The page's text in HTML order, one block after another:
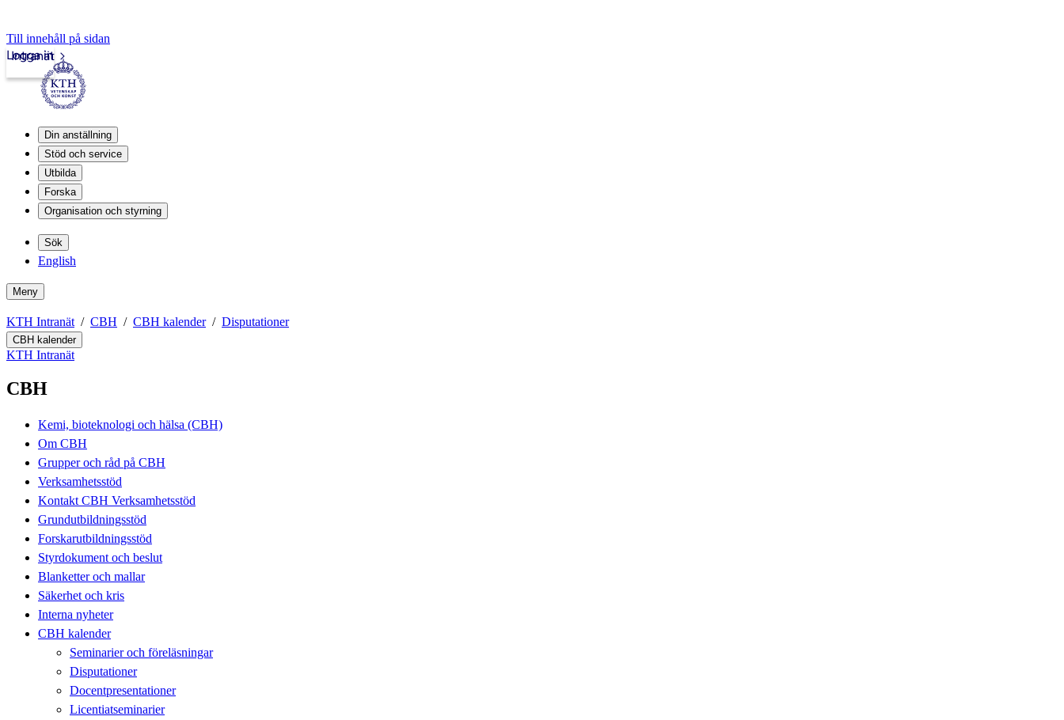
Till innehåll på sidan
Intranät
Logga in
Din anställning
Stöd och service
Utbilda
Forska
Organisation och styrning
Sök
English
Meny
KTH Intranät CBH CBH kalender Disputationer
CBH kalender
KTH Intranät
CBH
Kemi, bioteknologi och hälsa (CBH)
Om CBH
Grupper och råd på CBH
Verksamhetsstöd
Kontakt CBH Verksamhetsstöd
Grundutbildningsstöd
Forskarutbildningsstöd
Styrdokument och beslut
Blanketter och mallar
Säkerhet och kris
Interna nyheter
CBH kalender
Seminarier och föreläsningar
Disputationer
Docentpresentationer
Licentiatseminarier